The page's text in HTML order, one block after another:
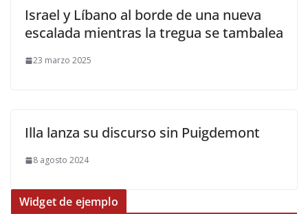
Israel y Líbano al borde de una nueva
escalada mientras la tregua se tambalea
23 marzo 2025
Illa lanza su discurso sin Puigdemont
8 agosto 2024
Widget de ejemplo